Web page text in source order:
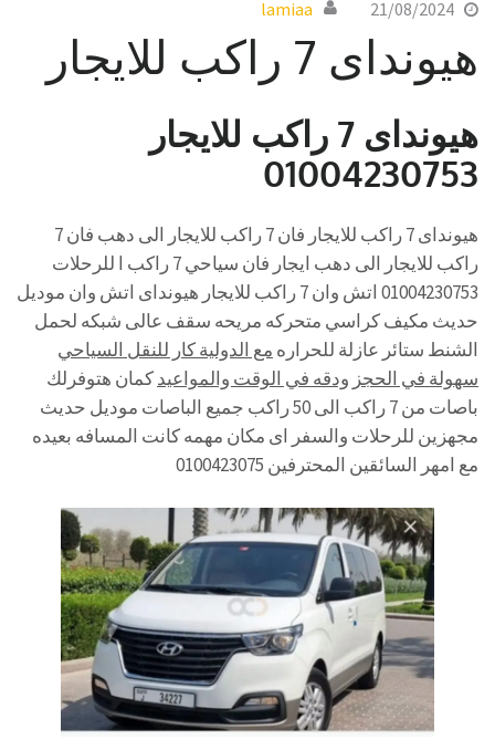
21/08/2024
lamiaa
هيونداى 7 راكب للايجار
هيونداى 7 راكب للايجار
01004230753
هيونداى 7 راكب للايجار فان 7 راكب للايجار الى دهب فان 7
راكب للايجار الى دهب ايجار فان سياحي 7 راكب ا للرحلات
01004230753 اتش وان 7 راكب للايجار هيونداى اتش وان موديل
حديث مكيف كراسي متحركه مريحه سقف عالى شبكه لحمل
الشنط ستائر عازلة للحراره مع الدولية كار للنقل السياحي
سهولة في الحجز ودقه في الوقت والمواعيدكمان هتوفرلك
باصات من 7 راكب الى 50 راكب جميع الباصات موديل حديث
مجهزين للرحلات والسفر اى مكان مهمه كانت المسافه بعيده
مع امهر السائقين المحترفين 0100423075